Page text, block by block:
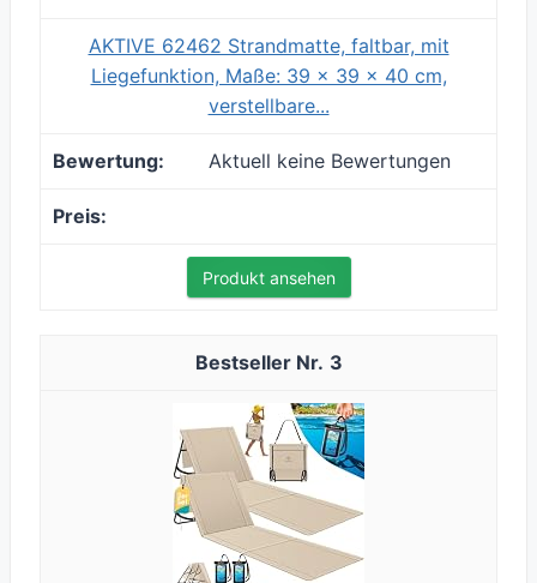
AKTIVE 62462 Strandmatte, faltbar, mit
Liegefunktion, Maße: 39 x 39 x 40 cm,
verstellbare...
Aktuell keine Bewertungen
Produkt ansehen
3